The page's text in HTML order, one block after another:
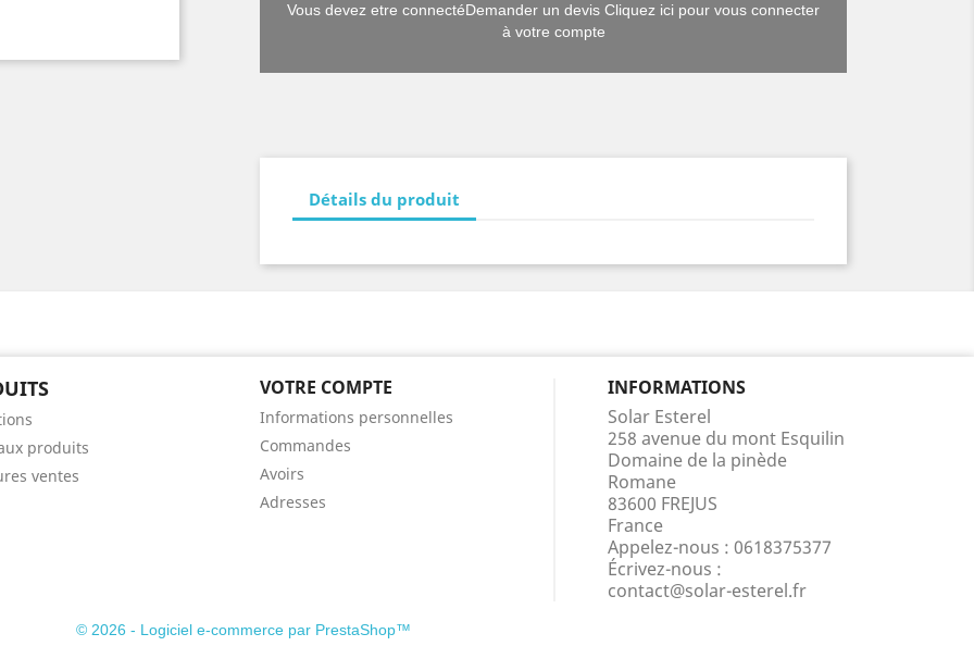
Vous devez etre connectéDemander un devis Cliquez ici pour vous connecter
à votre compte
Détails du produit
produits
ventes
VOTRE COMPTE
Informations personnelles
Commandes
Avoirs
Adresses
INFORMATIONS
Solar Esterel
258 avenue du mont Esquilin
Domaine de la pinède
Romane
83600 FREJUS
France
Appelez-nous : 0618375377
Écrivez-nous :
contact@solar-esterel.fr
© 2026 - Logiciel e-commerce par PrestaShop™